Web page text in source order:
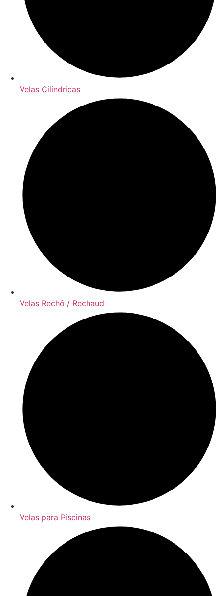
Velas Cilíndricas
Velas Rechô / Rechaud
Velas para Piscinas